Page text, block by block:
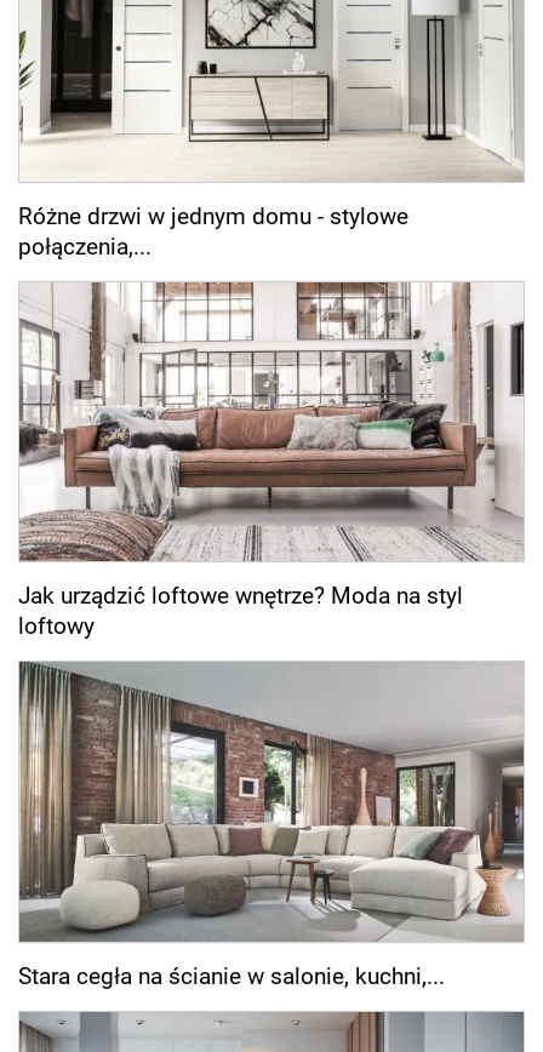
Różne drzwi w jednym domu - stylowe
połączenia,...
Jak urządzić loftowe wnętrze? Moda na styl
loftowy
Stara cegła na ścianie w salonie, kuchni,...